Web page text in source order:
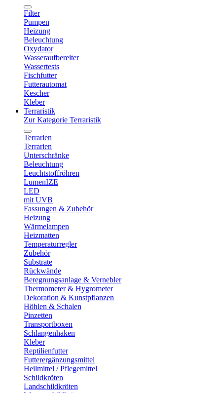
Filter
Pumpen
Heizung
Beleuchtung
Oxydator
Wasseraufbereiter
Wassertests
Fischfutter
Futterautomat
Kescher
Kleber
Terraristik
Zur Kategorie Terraristik
Terrarien
Terrarien
Unterschränke
Beleuchtung
Leuchtstoffröhren
LumenIZE
LED
mit UVB
Fassungen & Zubehör
Heizung
Wärmelampen
Heizmatten
Temperaturregler
Zubehör
Substrate
Rückwände
Beregnungsanlage & Vernebler
Thermometer & Hygrometer
Dekoration & Kunstpflanzen
Höhlen & Schalen
Pinzetten
Transportboxen
Schlangenhaken
Kleber
Reptilienfutter
Futterergänzungsmittel
Heilmittel / Pflegemittel
Schildkröten
Landschildkröten